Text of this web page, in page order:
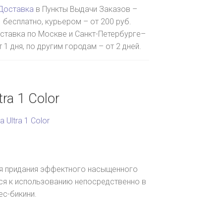
в Пункты Выдачи Заказов –
бесплатно, курьером – от 200 руб.
по Москве и Санкт-Петербурге–
1 дня, по другим городам – от 2 дней.
1 Color
Ultra 1 Color
придания эффектного насыщенного
к использованию непосредственно в
бикини.